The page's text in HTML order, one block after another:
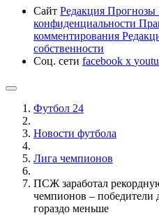
Сайт Редакция Прогнозы
конфиденциальности
комментирования
собственности
Соц. сети facebook x
Футбол 24
Новости футбола
Лига чемпионов
ПСЖ заработал
чемпионов – победители
гораздо меньше